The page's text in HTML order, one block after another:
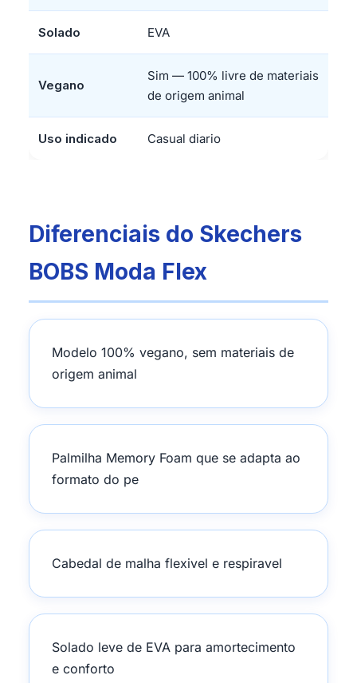
Solado EVA
Vegano
Sim — 100% livre de materiais
de origem animal
Uso indicado Casual diario
Diferenciais do Skechers
BOBS Moda Flex
Modelo 100% vegano, sem materiais de
origem animal
Palmilha Memory Foam que se adapta ao
formato do pe
Cabedal de malha flexivel e respiravel
Solado leve de EVA para amortecimento
e conforto